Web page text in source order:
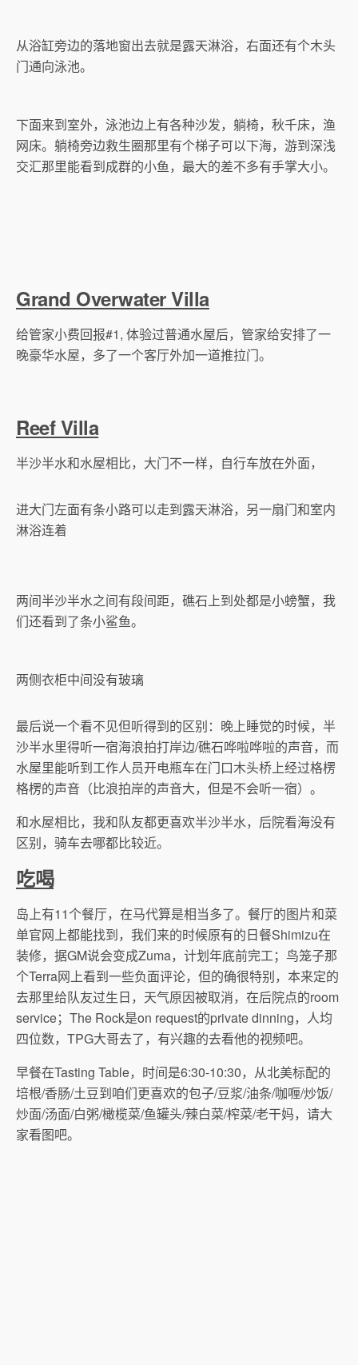
从浴缸旁边的落地窗出去就是露天淋浴，右面还有个木头
门通向泳池。
下面来到室外，泳池边上有各种沙发，躺椅，秋千床，渔
网床。躺椅旁边救生圈那里有个梯子可以下海，游到深浅
交汇那里能看到成群的小鱼，最大的差不多有手掌大小。
Grand Overwater Villa
给管家小费回报#1, 体验过普通水屋后，管家给安排了一
晚豪华水屋，多了一个客厅外加一道推拉门。
Reef Villa
半沙半水和水屋相比，大门不一样，自行车放在外面，
进大门左面有条小路可以走到露天淋浴，另一扇门和室内
淋浴连着
两间半沙半水之间有段间距，礁石上到处都是小螃蟹，我
们还看到了条小鲨鱼。
两侧衣柜中间没有玻璃
最后说一个看不见但听得到的区别：晚上睡觉的时候，半
沙半水里得听一宿海浪拍打岸边/礁石哗啦哗啦的声音，而
水屋里能听到工作人员开电瓶车在门口木头桥上经过格楞
格楞的声音（比浪拍岸的声音大，但是不会听一宿）。
和水屋相比，我和队友都更喜欢半沙半水，后院看海没有
区别，骑车去哪都比较近。
吃喝
岛上有11个餐厅，在马代算是相当多了。餐厅的图片和菜
单官网上都能找到，我们来的时候原有的日餐Shimizu在
装修，据GM说会变成Zuma，计划年底前完工；鸟笼子那
个Terra网上看到一些负面评论，但的确很特别，本来定的
去那里给队友过生日，天气原因被取消，在后院点的room
service；The Rock是on request的private dinning，人均
四位数，TPG大哥去了，有兴趣的去看他的视频吧。
早餐在Tasting Table，时间是6:30-10:30，从北美标配的
培根/香肠/土豆到咱们更喜欢的包子/豆浆/油条/咖喱/炒饭/
炒面/汤面/白粥/橄榄菜/鱼罐头/辣白菜/榨菜/老干妈，请大
家看图吧。